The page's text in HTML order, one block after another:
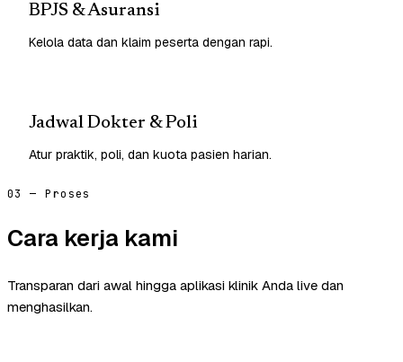
BPJS & Asuransi
Kelola data dan klaim peserta dengan rapi.
Jadwal Dokter & Poli
Atur praktik, poli, dan kuota pasien harian.
03 — Proses
Cara kerja kami
Transparan dari awal hingga aplikasi klinik Anda live dan
menghasilkan.